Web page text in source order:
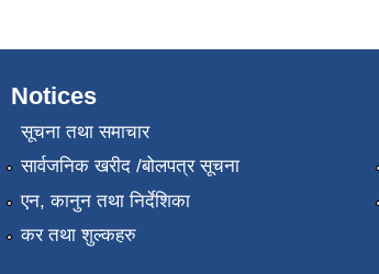
Notices
सूचना तथा समाचार
सार्वजनिक खरीद /बोलपत्र सूचना
एन, कानुन तथा निर्देशिका
कर तथा शुल्कहरु